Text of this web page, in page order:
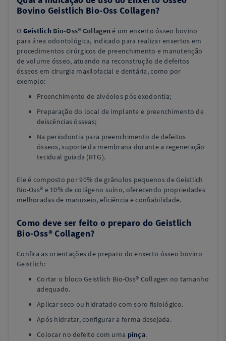
Bovino Geistlich Bio-Oss Collagen?
O Geistlich Bio-Oss® Collagen é um enxerto ósseo bovino
para área odontológica, indicado para realizar enxertos em
procedimentos cirúrgicos de preenchimento e manutenção
de volume ósseo, atuando na reconstrução de defeitos
ósseos em cirurgia maxilofacial e dentária, como por
exemplo:
Preenchimento de alvéolos pós exodontia;
Preparação do local de implante e preenchimento de
deiscências ósseas;
Na periodontia para preenchimento de defeitos
ósseos, suporte da membrana durante a regeneração
tecidual guiada (RTG).
Ele é composto por 90% de grânulos pequenos de Geistlich
Bio-Oss® e 10% de colágeno suíno, oferecendo propriedades
melhoradas de manuseio, eficiência e confiabilidade.
Como deve ser feito o preparo do Geistlich
Bio-Oss® Collagen?
Confira as orientações de preparo do enxerto ósseo bovino
Geistlich:
Cortar o bloco Geistlich Bio-Oss® Collagen no tamanho
adequado.
Aplicar seco ou hidratado com soro fisiológico.
Após hidratar, configurar a forma desejada.
Colocar no defeito com uma pinça.